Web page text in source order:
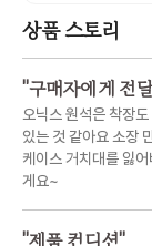
상품 스토리
"구매자에게 전
오닉스 원석은 착장
있는 것 같아요 소장
케이스 거치대를 잃
게요~
"제품 컨디션"